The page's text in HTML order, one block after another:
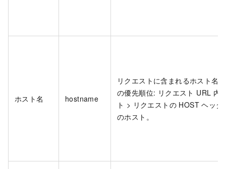
ホスト名 hostname
リクエストに含まれるホスト名
の優先順位: リクエスト URL 内
ト > リクエストの HOST ヘッダ
のホスト。